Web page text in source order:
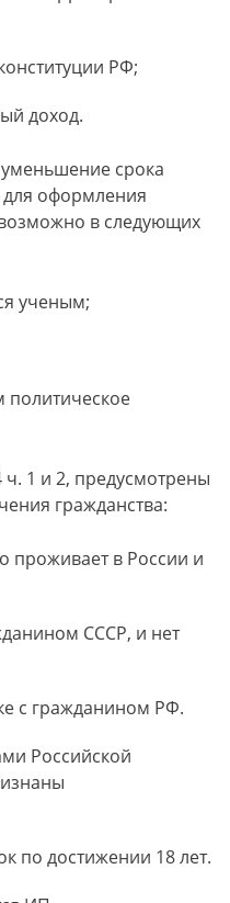
РФ;
доход.
уменьшение срока
оформления
в следующих
ученым;
ч. 1 и 2, предусмотрены
гражданства:
проживает в России и
СССР, и нет
с гражданином РФ.
Российской
по достижении 18 лет.